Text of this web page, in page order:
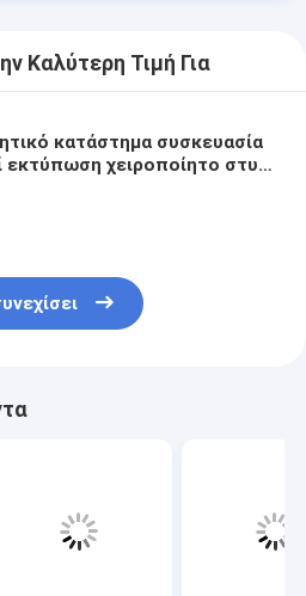
Καλύτερη Τιμή Για
κατάστημα συσκευασία
εκτύπωση χειροποίητο στυλ